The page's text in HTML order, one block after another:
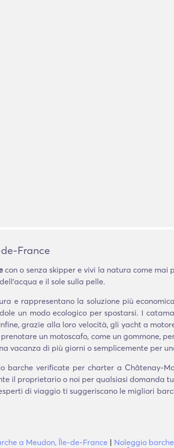
France
con o senza skipper e vivi la natura come mai
e il sole sulla pelle.
e rappresentano la soluzione più
un modo ecologico per spostarsi. I
grazie alla loro velocità, gli yacht a
un motoscafo, come un gommone,
vacanza di più giorni o semplicemente per
barche verificate per charter a Châtenay-
il proprietario o noi per qualsiasi domanda
di viaggio ti suggeriscano le migliori
a Meudon, Île-de-France | Noleggio